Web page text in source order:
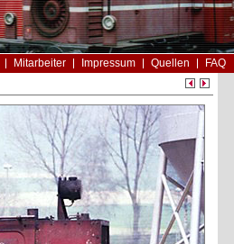
Mitarbeiter Impressum Quellen
FAQ